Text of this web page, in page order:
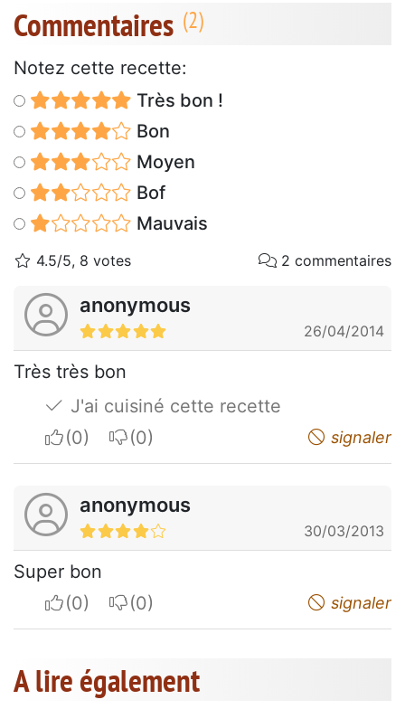
Commentaires
Notez cette recette:
Très bon !
Bon
Moyen
Bof
Mauvais
4.5/5, 8 votes 2 commentaires
anonymous
26/04/2014
Très très bon
J'ai cuisiné cette recette
I apreciateI do not appreciate signaler
anonymous
30/03/2013
Super bon
I apreciateI do not appreciate signaler
A lire également